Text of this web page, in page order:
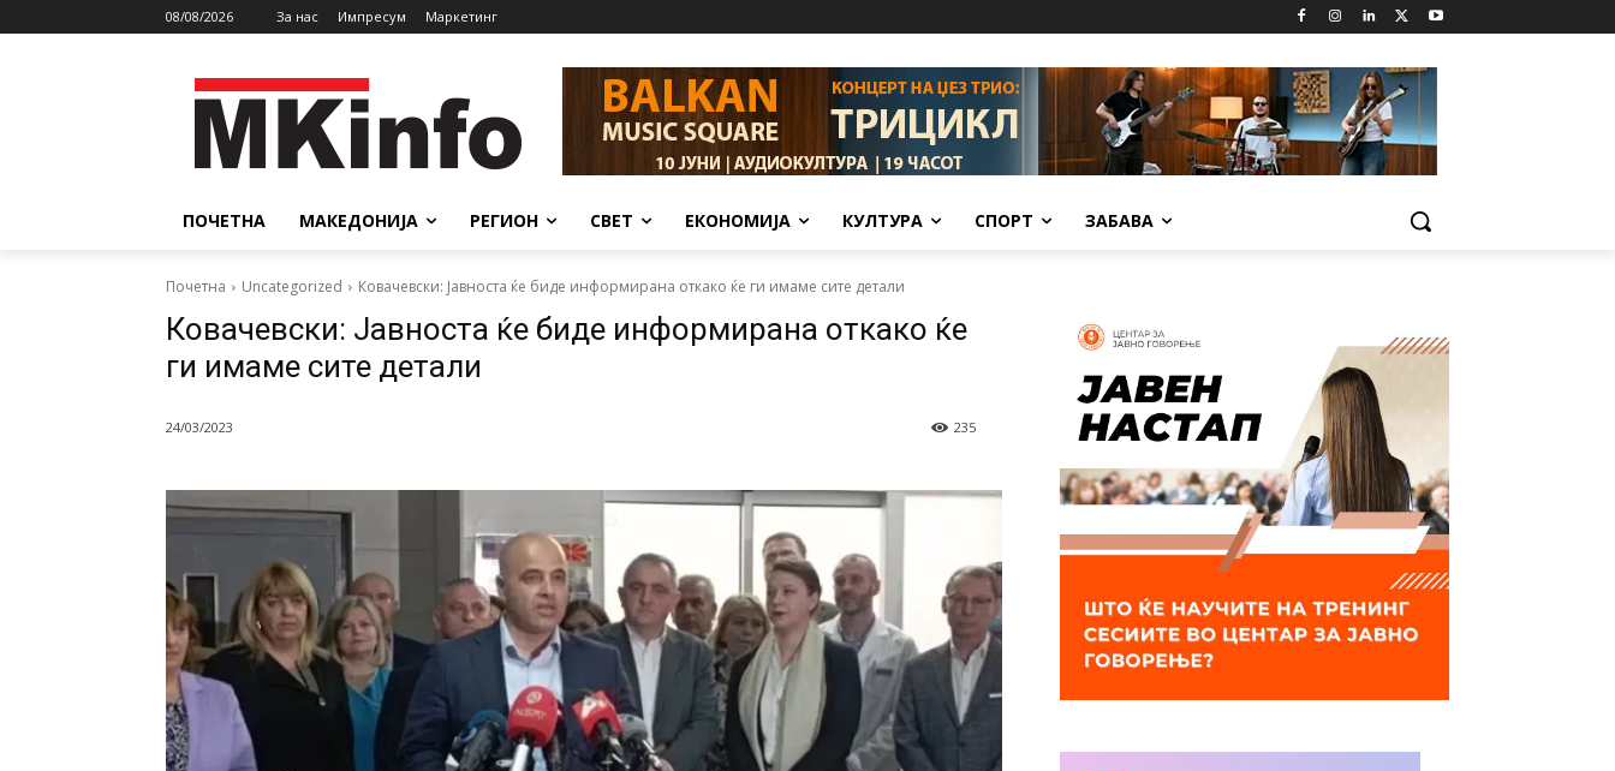
08/08/2026 За нас Импресум Маркетинг
ПОЧЕТНА МАКЕДОНИЈА РЕГИОН СВЕТ ЕКОНОМИЈА КУЛТУРА СПОРТ ЗАБАВА
Почетна Uncategorized Ковачевски: Јавноста ќе биде информирана откако ќе ги имаме сите детали
Ковачевски: Јавноста ќе биде информирана откако ќе
ги имаме сите детали
24/03/2023 235